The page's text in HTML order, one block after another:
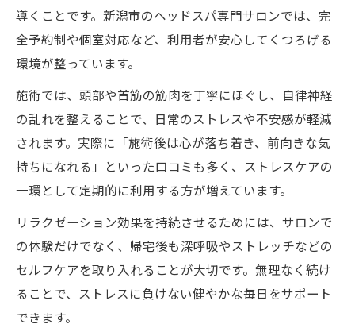
導くことです。新潟市のヘッドスパ専門サロンでは、完
全予約制や個室対応など、利用者が安心してくつろげる
環境が整っています。
施術では、頭部や首筋の筋肉を丁寧にほぐし、自律神経
の乱れを整えることで、日常のストレスや不安感が軽減
されます。実際に「施術後は心が落ち着き、前向きな気
持ちになれる」といった口コミも多く、ストレスケアの
一環として定期的に利用する方が増えています。
リラクゼーション効果を持続させるためには、サロンで
の体験だけでなく、帰宅後も深呼吸やストレッチなどの
セルフケアを取り入れることが大切です。無理なく続け
ることで、ストレスに負けない健やかな毎日をサポート
できます。